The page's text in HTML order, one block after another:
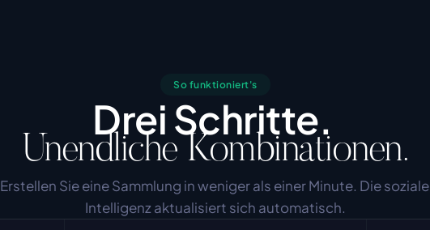
So funktioniert's
Drei Schritte.
Unendliche Kombinationen.
Erstellen Sie eine Sammlung in weniger als einer Minute. Die soziale
Intelligenz aktualisiert sich automatisch.